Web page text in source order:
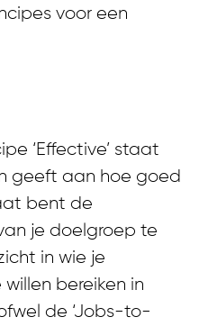
voor een
‘Effective’ staat
geeft aan hoe goed
bent de
je doelgroep te
in wie je
bereiken in
de ‘Jobs-to-